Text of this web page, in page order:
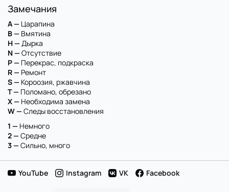
Замечания
A — Царапина
B — Вмятина
H — Дырка
N — Отсутствие
P — Перекрас, подкраска
R — Ремонт
S — Короозия, ржавчина
T — Поломано, обрезано
X — Необходима замена
W — Следы восстановления
1 — Немного
2 — Средне
3 — Сильно, много
YouTube Instagram VK Facebook